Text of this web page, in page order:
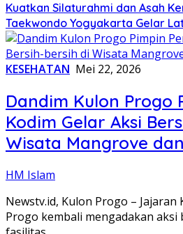
Kuatkan Silaturahmi dan Asah
Taekwondo Yogyakarta Gelar
KESEHATAN Mei 22, 2026
Dandim Kulon Progo
Kodim Gelar Aksi
Wisata Mangrove
HM Islam
Newstv.id, Kulon Progo – Jajaran
Progo kembali mengadakan